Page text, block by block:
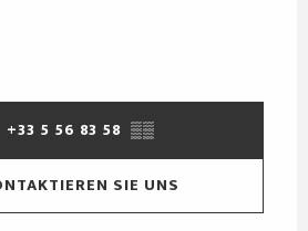
+33 5 56 83 58 ▒▒
SIE UNS